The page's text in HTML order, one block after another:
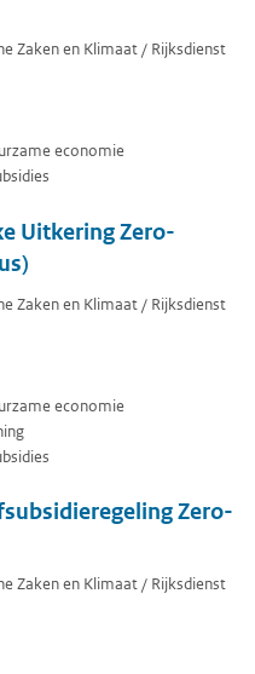
Zaken en Klimaat / Rijksdienst
economie
Uitkering Zero-
Zaken en Klimaat / Rijksdienst
economie
Zero-
Zaken en Klimaat / Rijksdienst